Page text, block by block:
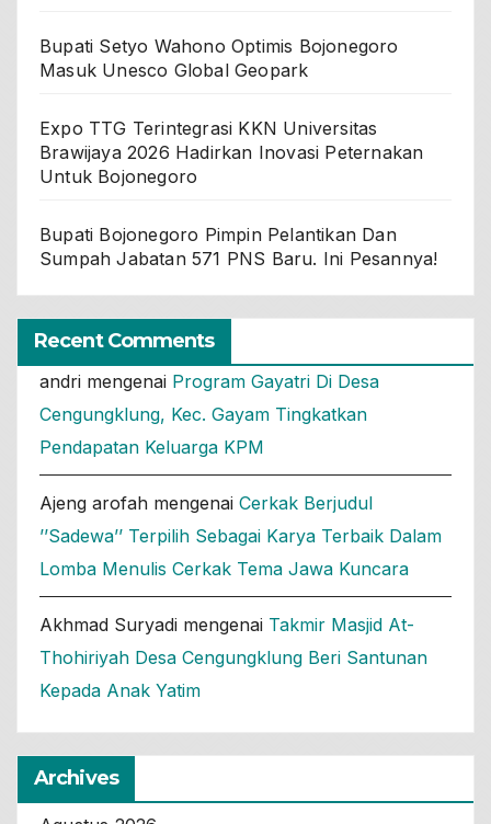
Bupati Setyo Wahono Optimis Bojonegoro
Masuk Unesco Global Geopark
Expo TTG Terintegrasi KKN Universitas
Brawijaya 2026 Hadirkan Inovasi Peternakan
Untuk Bojonegoro
Bupati Bojonegoro Pimpin Pelantikan Dan
Sumpah Jabatan 571 PNS Baru. Ini Pesannya!
Recent Comments
andri mengenai Program Gayatri Di Desa
Cengungklung, Kec. Gayam Tingkatkan
Pendapatan Keluarga KPM
Ajeng arofah mengenai Cerkak Berjudul
’’Sadewa’’ Terpilih Sebagai Karya Terbaik Dalam
Lomba Menulis Cerkak Tema Jawa Kuncara
Akhmad Suryadi mengenai Takmir Masjid At-
Thohiriyah Desa Cengungklung Beri Santunan
Kepada Anak Yatim
Archives